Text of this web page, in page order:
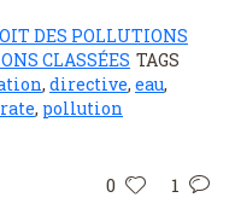
DES POLLUTIONS
CLASSÉES TAGS
, directive, eau,
, pollution
0 1